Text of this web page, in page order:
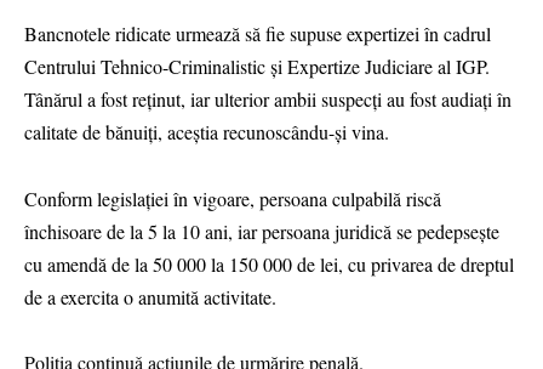
Bancnotele ridicate urmează să fie supuse expertizei în cadrul
Centrului Tehnico-Criminalistic și Expertize Judiciare al IGP.
Tânărul a fost reținut, iar ulterior ambii suspecți au fost audiați în
calitate de bănuiți, aceștia recunoscându-și vina.
Conform legislației în vigoare, persoana culpabilă riscă
închisoare de la 5 la 10 ani, iar persoana juridică se pedepseşte
cu amendă de la 50 000 la 150 000 de lei, cu privarea de dreptul
de a exercita o anumită activitate.
Poliția continuǎ acțiunile de urmărire penală.